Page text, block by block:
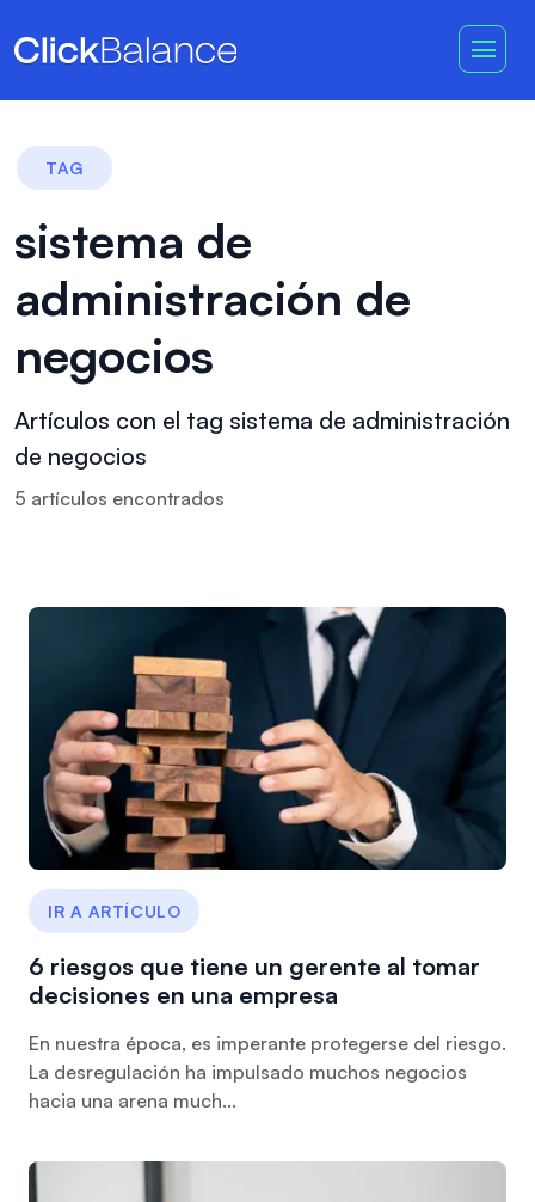
TAG
sistema de
administración de
negocios
Artículos con el tag sistema de administración
de negocios
5 artículos encontrados
IR A ARTÍCULO
6 riesgos que tiene un gerente al tomar
decisiones en una empresa
En nuestra época, es imperante protegerse del riesgo.
La desregulación ha impulsado muchos negocios
hacia una arena much...